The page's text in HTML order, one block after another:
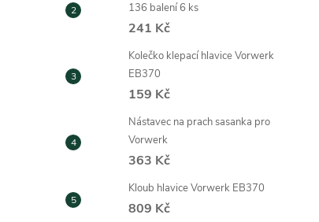
136 balení 6 ks
241 Kč
Kolečko klepací hlavice Vorwerk
EB370
159 Kč
Nástavec na prach sasanka pro
Vorwerk
363 Kč
Kloub hlavice Vorwerk EB370
809 Kč